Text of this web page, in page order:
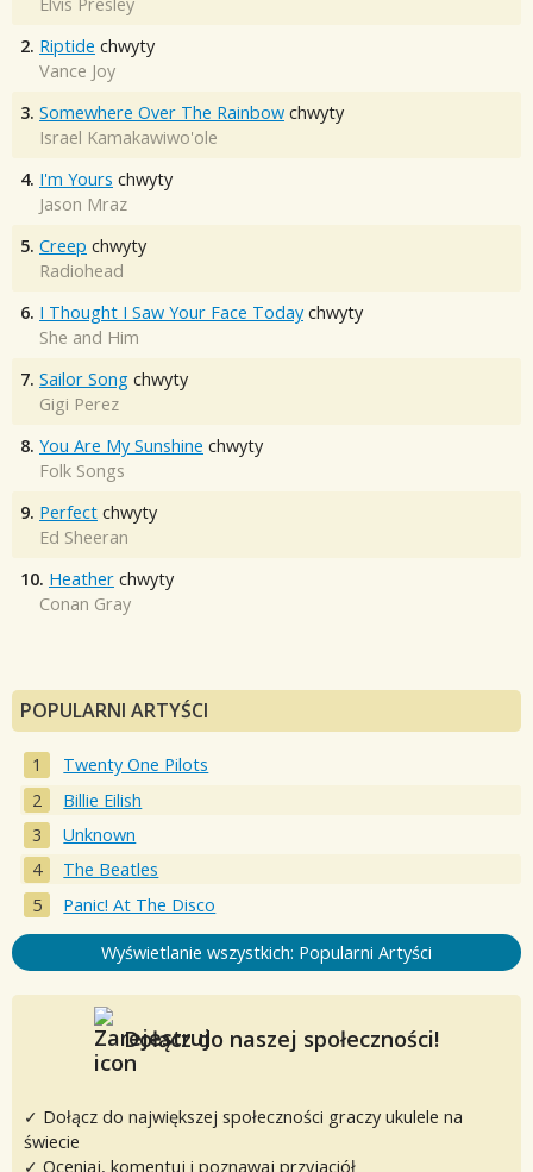
2. Riptide chwyty
Vance Joy
3. Somewhere Over The Rainbow chwyty
Israel Kamakawiwo'ole
4. I'm Yours chwyty
Jason Mraz
5. Creep chwyty
Radiohead
6. I Thought I Saw Your Face Today chwyty
She and Him
7. Sailor Song chwyty
Gigi Perez
8. You Are My Sunshine chwyty
Folk Songs
9. Perfect chwyty
Ed Sheeran
10. Heather chwyty
Conan Gray
POPULARNI ARTYŚCI
Twenty One Pilots
Billie Eilish
Unknown
The Beatles
Panic! At The Disco
Wyświetlanie wszystkich: Popularni Artyści
Dołącz do naszej społeczności!
✓ Dołącz do największej społeczności graczy ukulele na
świecie
✓ Oceniaj, komentuj i poznawaj przyjaciół